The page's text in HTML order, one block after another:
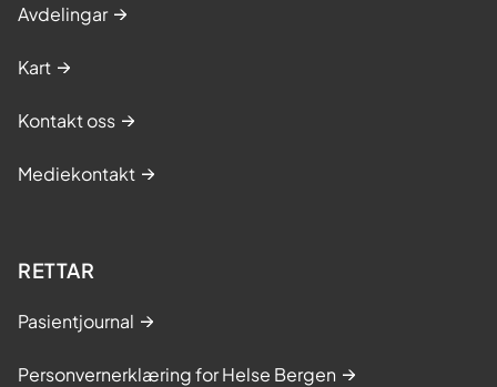
Avdelingar
Kart
Kontakt oss
Mediekontakt
RETTAR
Pasientjournal
Personvernerklæring for Helse Bergen